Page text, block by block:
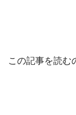
この記事を読む